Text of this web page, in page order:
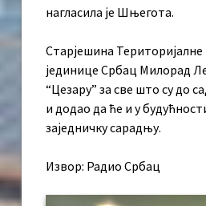
нагласила је Шњегота.
Старјешина Територијалне
јединице Србац Милорад
“Цезару” за све што су до
и додао да ће и у
заједничку сарадњу.
Извор: Радио Србац